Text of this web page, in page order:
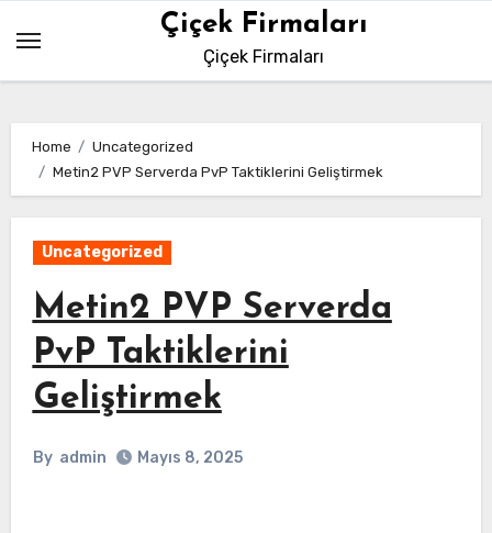
content
Çiçek Firmaları
Çiçek Firmaları
Home
Uncategorized
Metin2 PVP Serverda PvP Taktiklerini Geliştirmek
Uncategorized
Metin2 PVP Serverda
PvP Taktiklerini
Geliştirmek
By admin Mayıs 8, 2025